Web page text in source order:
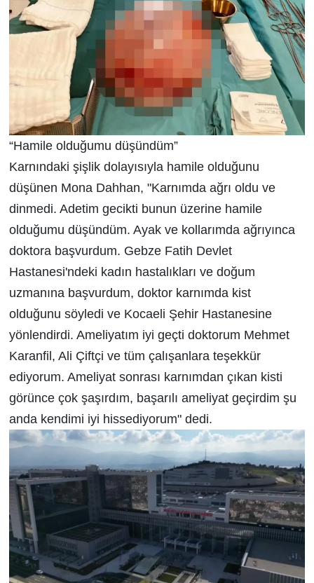
“Hamile olduğumu düşündüm”
Karnındaki şişlik dolayısıyla hamile olduğunu
düşünen Mona Dahhan, "Karnımda ağrı oldu ve
dinmedi. Adetim gecikti bunun üzerine hamile
olduğumu düşündüm. Ayak ve kollarımda ağrıyınca
doktora başvurdum. Gebze Fatih Devlet
Hastanesi'ndeki kadın hastalıkları ve doğum
uzmanına başvurdum, doktor karnımda kist
olduğunu söyledi ve Kocaeli Şehir Hastanesine
yönlendirdi. Ameliyatım iyi geçti doktorum Mehmet
Karanfil, Ali Çiftçi ve tüm çalışanlara teşekkür
ediyorum. Ameliyat sonrası karnımdan çıkan kisti
görünce çok şaşırdım, başarılı ameliyat geçirdim şu
anda kendimi iyi hissediyorum" dedi.